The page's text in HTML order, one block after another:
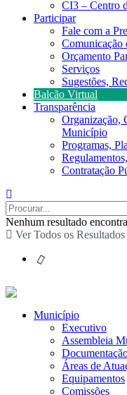
CI3 – Centro
Participar
Fale com a
Comunicação
Orçamento
Serviços
Sugestões,
Balcão Virtual
Transparência
Organização,
Município
Programas,
Contratação
Nenhum resultado
Ver Todos os Resultados
Município
Executivo
Assembleia
Áreas de
Equipamentos
Comissões